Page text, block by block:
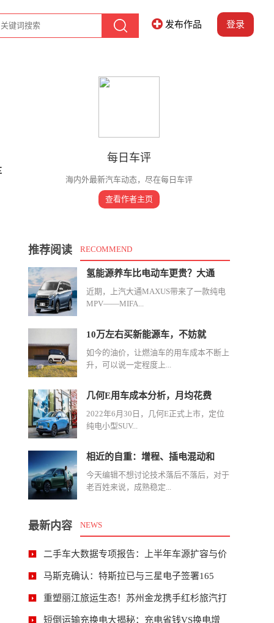
发布作品 登录
每日车评
海内外最新汽车动态，尽在每日车评
查看作者主页
推荐阅读 RECOMMEND
氢能源养车比电动车更贵？大通
近期，上汽大通MAXUS带来了一款纯电
MPV——MIFA...
10万左右买新能源车，不妨就
如今的油价，让燃油车的用车成本不断上
升，可以说一定程度上...
几何E用车成本分析，月均花费
2022年6月30日，几何E正式上市，定位
纯电小型SUV...
相近的自重：增程、插电混动和
今天编辑不想讨论技术落后不落后，对于
老百姓来说，成熟稳定...
最新内容 NEWS
二手车大数据专项报告：上半年车源扩容与价
马斯克确认：特斯拉已与三星电子签署165
重塑丽江旅运生态！苏州金龙携手红杉旅汽打
短倒运输充换电大揭秘：充电省钱VS换电增